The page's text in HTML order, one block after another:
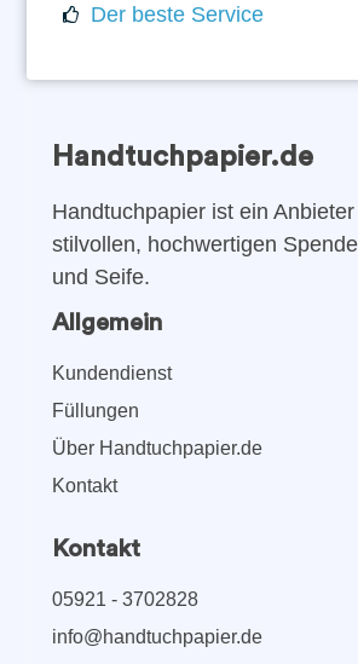
Der beste Service
Handtuchpapier.de
Handtuchpapier ist ein
stilvollen, hochwertigen
und Seife.
Allgemein
Kundendienst
Füllungen
Über Handtuchpapier.de
Kontakt
Kontakt
05921 - 3702828
info@handtuchpapier.de